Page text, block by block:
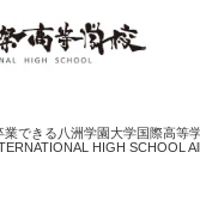
できる八洲学園大学国際高等
HIGH SCHOOL